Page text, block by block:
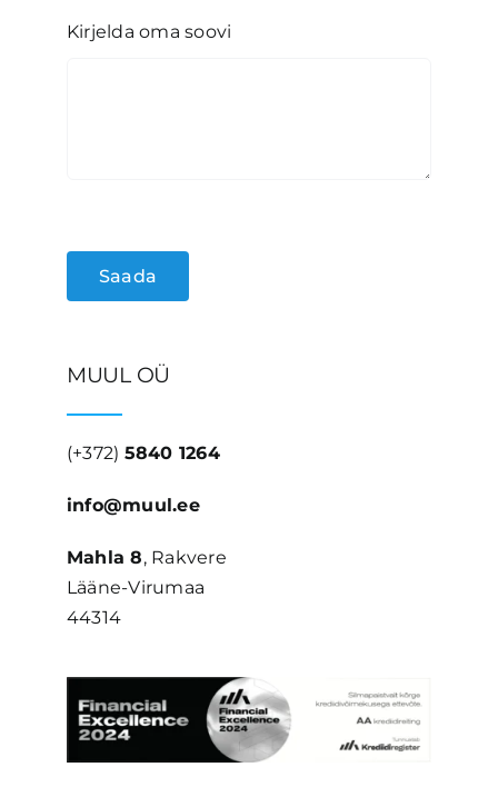
Kirjelda oma soovi
Saada
MUUL OÜ
(+372) 5840 1264
info@muul.ee
Mahla 8, Rakvere
Lääne-Virumaa
44314